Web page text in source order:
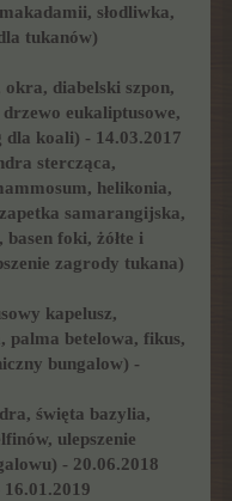
słodliwka,
tukanów)
okra, diabelski szpon,
eukaliptusowe,
dla koali) - 14.03.2017
stercząca,
helikonia,
samarangijska,
foki, żółte i
zagrody tukana)
kapelusz,
palma betelowa, fikus,
bungalow) -
święta bazylia,
ulepszenie
- 20.06.2018
16.01.2019